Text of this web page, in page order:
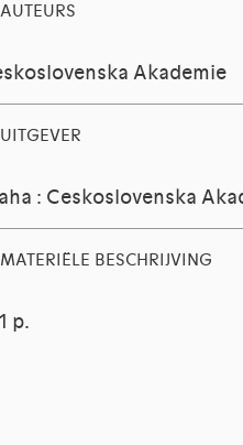
AUTEURS
Akademie
UITGEVER
: Ceskoslovenska
MATERIËLE BESCHRIJVING
p.